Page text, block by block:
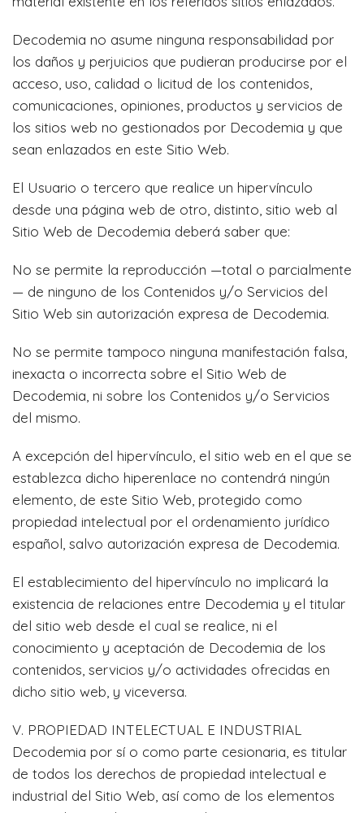
Decodemia no asume ninguna responsabilidad por
los daños y perjuicios que pudieran producirse por el
acceso, uso, calidad o licitud de los contenidos,
comunicaciones, opiniones, productos y servicios de
los sitios web no gestionados por Decodemia y que
sean enlazados en este Sitio Web.
El Usuario o tercero que realice un hipervínculo
desde una página web de otro, distinto, sitio web al
Sitio Web de Decodemia deberá saber que:
No se permite la reproducción —total o parcialmente
— de ninguno de los Contenidos y/o Servicios del
Sitio Web sin autorización expresa de Decodemia.
No se permite tampoco ninguna manifestación falsa,
inexacta o incorrecta sobre el Sitio Web de
Decodemia, ni sobre los Contenidos y/o Servicios
del mismo.
A excepción del hipervínculo, el sitio web en el que se
establezca dicho hiperenlace no contendrá ningún
elemento, de este Sitio Web, protegido como
propiedad intelectual por el ordenamiento jurídico
español, salvo autorización expresa de Decodemia.
El establecimiento del hipervínculo no implicará la
existencia de relaciones entre Decodemia y el titular
del sitio web desde el cual se realice, ni el
conocimiento y aceptación de Decodemia de los
contenidos, servicios y/o actividades ofrecidas en
dicho sitio web, y viceversa.
V. PROPIEDAD INTELECTUAL E INDUSTRIAL
Decodemia por sí o como parte cesionaria, es titular
de todos los derechos de propiedad intelectual e
industrial del Sitio Web, así como de los elementos